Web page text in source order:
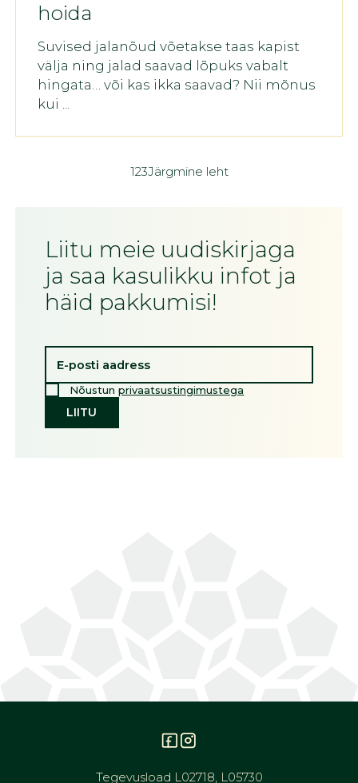
hoida
Suvised jalanõud võetakse taas kapist
välja ning jalad saavad lõpuks vabalt
hingata… või kas ikka saavad? Nii mõnus
kui ...
123Järgmine leht
Liitu meie uudiskirjaga
ja saa kasulikku infot ja
häid pakkumisi!
Nõustunprivaatsustingimustega
Tegevusload L02718, L05730